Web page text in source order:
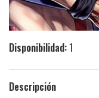
Disponibilidad:1
Descripción